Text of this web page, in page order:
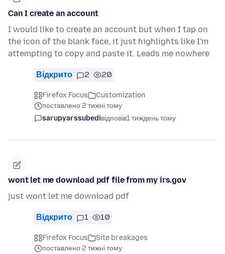
Can I create an account
I would like to create an account but when I tap on
the icon of the blank face, it just highlights like I'm
attempting to copy and paste it. Leads me nowhere
Відкрито 2 20
Firefox Focus
Customization
поставлено 2 тижні тому
sarupyarssubediвідповів1 тиждень тому
wont let me download pdf file from my irs.gov
just wont let me download pdf
Відкрито 1 10
Firefox Focus
Site breakages
поставлено 2 тижні тому